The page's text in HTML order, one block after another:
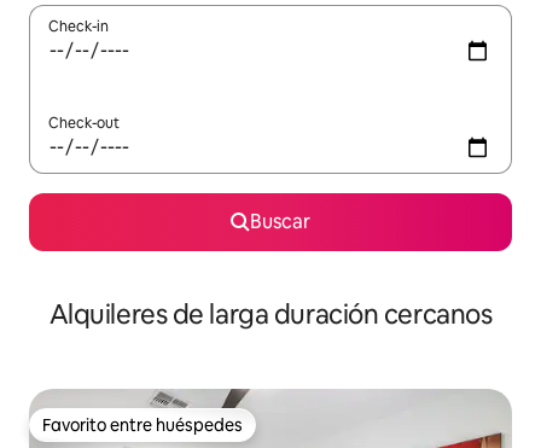
Check-in
Check-out
Buscar
Alquileres de larga duración cercanos
Favorito entre huéspedes
Favorito entre huéspedes